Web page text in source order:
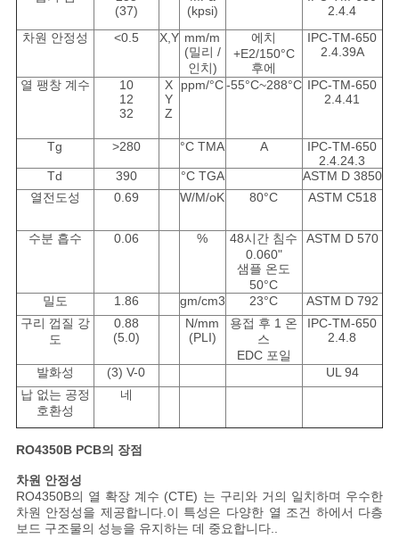
(37)
(kpsi)
2.4.4
차원 안정성
<0.5 X,Y mm/m
(밀리 /
인치)
에치
+E2/150°C
후에
IPC-TM-650
2.4.39A
열 팽창 계수
10
12
32
X
Y
Z
ppm/°C-55°C~288°C IPC-TM-650
2.4.41
Tg >280 °C TMA A
IPC-TM-650
2.4.24.3
Td
390 °C TGA
ASTM D 3850
열전도성
0.69 W/M/oK 80°C ASTM C518
수분 흡수 0.06 %
48시간 침수
0.060"
샘플 온도
50°C
ASTM D 570
밀도 1.86 gm/cm3 23°C
ASTM D 792
구리 껍질 강
도
0.88
(5.0)
N/mm
(PLI)
용접 후 1 온
스
EDC 포일
IPC-TM-650
2.4.8
발화성 (3) V-0
UL 94
납 없는 공정
호환성
네
RO4350B PCB의 장점
차원 안정성
RO4350B의 열 확장 계수 (CTE) 는 구리와 거의 일치하며 우수한
차원 안정성을 제공합니다.이 특성은 다양한 열 조건 하에서 다층
보드 구조물의 성능을 유지하는 데 중요합니다..